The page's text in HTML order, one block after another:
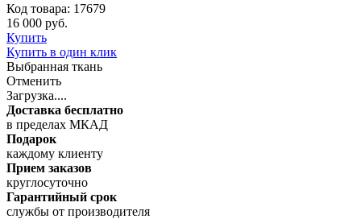
Код товара: 17679
16 000 руб.
Купить
Купить в один клик
Выбранная ткань
Отменить
Загрузка....
Доставка бесплатно
в пределах МКАД
Подарок
каждому клиенту
Прием заказов
круглосуточно
Гарантийный срок
службы от производителя